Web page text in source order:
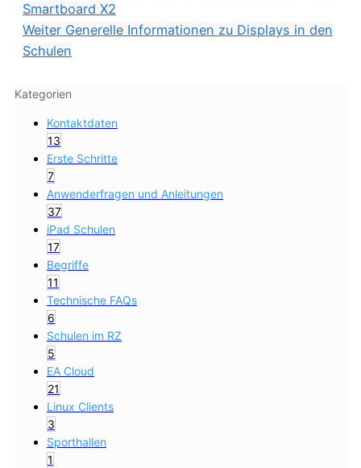
Smartboard X2
Weiter Generelle Informationen zu Displays in den
Schulen
Kategorien
Kontaktdaten
13
Erste Schritte
7
Anwenderfragen und Anleitungen
37
iPad Schulen
17
Begriffe
11
Technische FAQs
6
Schulen im RZ
5
EA Cloud
21
Linux Clients
3
Sporthallen
1